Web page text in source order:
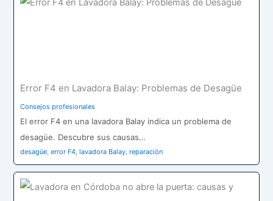
Error F4 en Lavadora Balay: Problemas de Desagüe
Consejos profesionales
El error F4 en una lavadora Balay indica un problema de
desagüe. Descubre sus causas…
desagüe,error F4,lavadora Balay,reparación